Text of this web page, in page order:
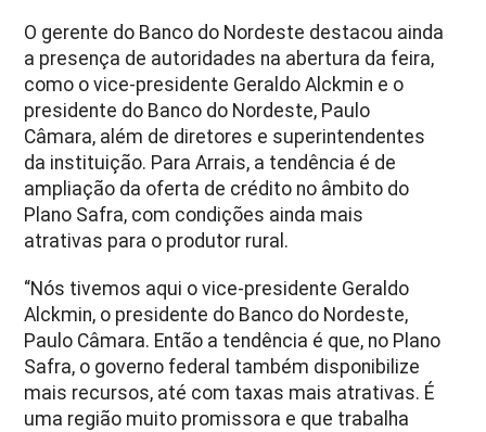
O gerente do Banco do Nordeste destacou ainda
a presença de autoridades na abertura da feira,
como o vice-presidente Geraldo Alckmin e o
presidente do Banco do Nordeste, Paulo
Câmara, além de diretores e superintendentes
da instituição. Para Arrais, a tendência é de
ampliação da oferta de crédito no âmbito do
Plano Safra, com condições ainda mais
atrativas para o produtor rural.
“Nós tivemos aqui o vice-presidente Geraldo
Alckmin, o presidente do Banco do Nordeste,
Paulo Câmara. Então a tendência é que, no Plano
Safra, o governo federal também disponibilize
mais recursos, até com taxas mais atrativas. É
uma região muito promissora e que trabalha